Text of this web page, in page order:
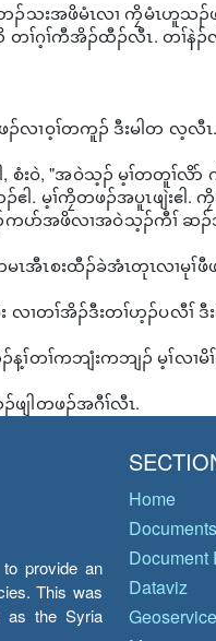
ဘၣ်သးအဖိမံၤလၢ ကၠိမံၤဟူ
ၢ်ဂ့ၢ်ကီအိၣ်ထီၣ်လီၤ. တၢ်နဲၣ်
လၢဝ့ၢ်တကူၣ် ဒီးမါတ လ့လီၤ.
ဝဲ, "အဝဲသ့ၣ် မ့ၢ်တတူၢ်လိာ်
. မ့ၢ်ကၠိတဖၣ်အပူၤဖျဲးဧါ.
ပာ်အဖိလၢအဝဲသ့ၣ်ကီၢ် ဆၣ်
အီၤစးထီၣ်ခဲအံၤတုၤလၢမုၢ်ဖီ
တၢ်အိၣ်ဒီးတၢ်ဟ့ၣ်ပလီၢ် ဒီး
ၢ်တၢ်ကဘျံးကဘျၣ် မ့ၢ်လ
ျါတဖၣ်အဂီၢ်လီၤ.
provide an
This was
as the Syria
Home
Documents
Document
Dataviz